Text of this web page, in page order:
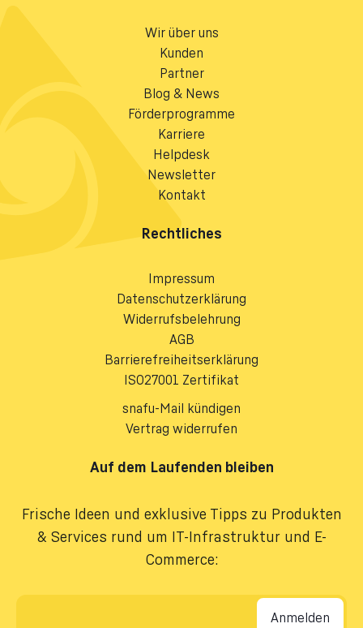
Wir über uns
Kunden
Partner
Blog & News
Förderprogramme
Karriere
Helpdesk
Newsletter
Kontakt
Rechtliches
Impressum
Datenschutzerklärung
Widerrufsbelehrung
AGB
Barrierefreiheitserklärung
ISO27001 Zertifikat
snafu-Mail kündigen
Vertrag widerrufen
Auf dem Laufenden bleiben
Frische Ideen und exklusive Tipps zu Produkten
& Services rund um IT-Infrastruktur und E-
Commerce:
E-Mail-Adresse